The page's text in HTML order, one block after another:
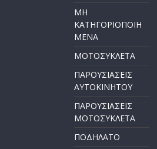
ΜΗ
ΚΑΤΗΓΟΡΙΟΠΟΙΗ
ΜΕΝΑ
ΜΟΤΟΣΥΚΛΕΤΑ
ΠΑΡΟΥΣΙΑΣΕΙΣ
ΑΥΤΟΚΙΝΗΤΟΥ
ΠΑΡΟΥΣΙΑΣΕΙΣ
ΜΟΤΟΣΥΚΛΕΤΑ
ΠΟΔΗΛΑΤΟ